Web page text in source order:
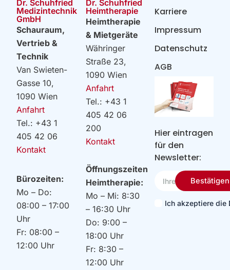
Dr. Schuhfried
Medizintechnik
GmbH
Schauraum,
Vertrieb &
Technik
Van Swieten-
Gasse 10,
1090 Wien
Anfahrt
Tel.: +43 1
405 42 06
Kontakt
Bürozeiten:
Mo – Do:
08:00 – 17:00
Uhr
Fr: 08:00 –
12:00 Uhr
Dr. Schuhfried
Heimtherapie
Heimtherapie
& Mietgeräte
Währinger
Straße 23,
1090 Wien
Anfahrt
Tel.: +43 1
405 42 06
200
Kontakt
Öffnungszeiten
Heimtherapie:
Mo – Mi: 8:30
– 16:30 Uhr
Do: 9:00 –
18:00 Uhr
Fr: 8:30 –
12:00 Uhr
Hier eintragen
für den
Newsletter:
Email
Ich akzeptiere die
Bestätigen
Karriere
Impressum
Datenschutz
AGB